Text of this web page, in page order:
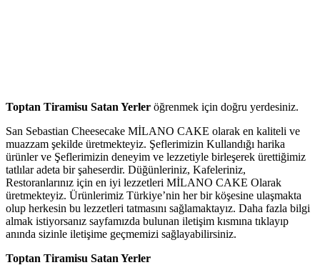
Toptan Tiramisu Satan Yerler öğrenmek için doğru yerdesiniz.
San Sebastian Cheesecake MİLANO CAKE olarak en kaliteli ve
muazzam şekilde üretmekteyiz. Şeflerimizin Kullandığı harika
ürünler ve Şeflerimizin deneyim ve lezzetiyle birleşerek ürettiğimiz
tatlılar adeta bir şaheserdir. Düğünleriniz, Kafeleriniz,
Restoranlarınız için en iyi lezzetleri MİLANO CAKE Olarak
üretmekteyiz. Ürünlerimiz Türkiye’nin her bir köşesine ulaşmakta
olup herkesin bu lezzetleri tatmasını sağlamaktayız. Daha fazla bilgi
almak istiyorsanız sayfamızda bulunan iletişim kısmına tıklayıp
anında sizinle iletişime geçmemizi sağlayabilirsiniz.
Toptan Tiramisu Satan Yerler